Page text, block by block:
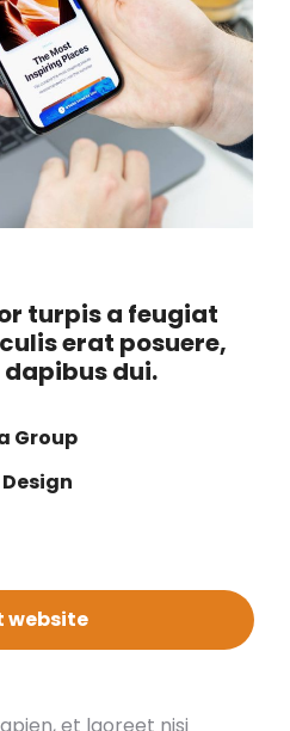
turpis a feugiat
erat posuere,
dapibus dui.
Group
website